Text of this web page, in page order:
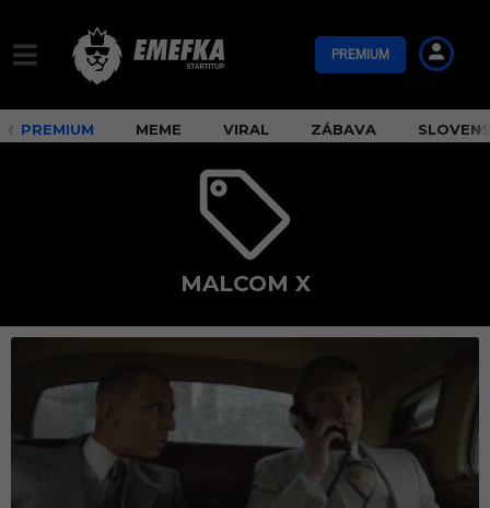
PREMIUM
PREMIUM MEME VIRAL ZÁBAVA
MALCOM X
c